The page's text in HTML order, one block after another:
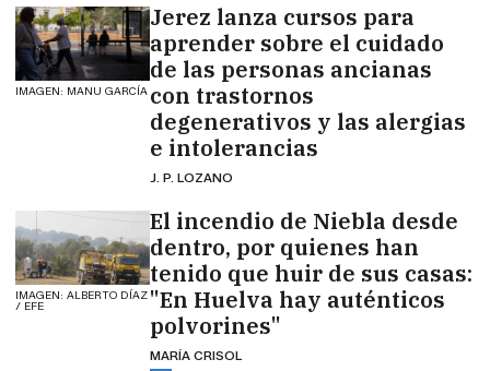
IMAGEN: MANU GARCÍA
Jerez lanza cursos para
aprender sobre el cuidado
de las personas ancianas
con trastornos
degenerativos y las alergias
e intolerancias
J. P. LOZANO
IMAGEN: ALBERTO DÍAZ
/ EFE
El incendio de Niebla desde
dentro, por quienes han
tenido que huir de sus casas:
"En Huelva hay auténticos
polvorines"
MARÍA CRISOL